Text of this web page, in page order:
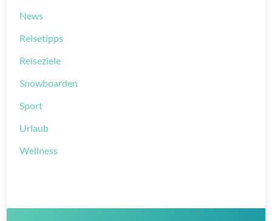
News
Reisetipps
Reiseziele
Snowboarden
Sport
Urlaub
Wellness